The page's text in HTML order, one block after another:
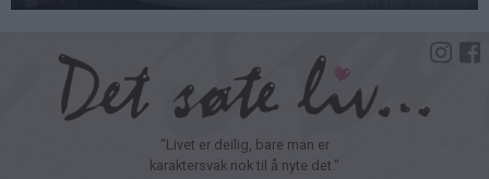
"Livet er deilig, bare man er
karaktersvak nok til å nyte det."